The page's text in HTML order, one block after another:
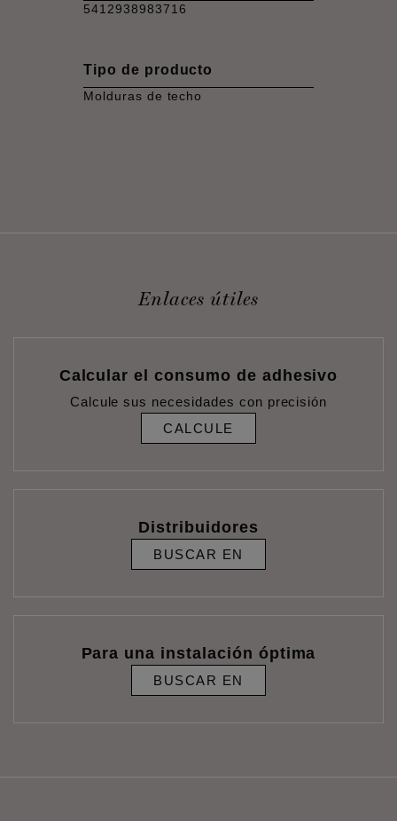
5412938983716
Tipo de producto
Molduras de techo
Enlaces útiles
Calcular el consumo de adhesivo
Calcule sus necesidades con precisión
CALCULE
Distribuidores
BUSCAR EN
Para una instalación óptima
BUSCAR EN